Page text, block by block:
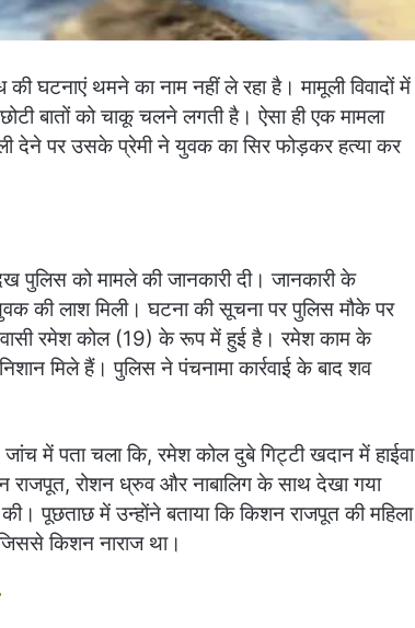
की घटनाएं थमने का नाम नहीं ले रहा है। मामूली विवादों में
बातों को चाकू चलने लगती है। ऐसा ही एक मामला
देने पर उसके प्रेमी ने युवक का सिर फोड़कर हत्या कर
पुलिस को मामले की जानकारी दी। जानकारी के
की लाश मिली। घटना की सूचना पर पुलिस मौके पर
रमेश कोल (19) के रूप में हुई है। रमेश काम के
मिले हैं। पुलिस ने पंचनामा कार्रवाई के बाद शव
में पता चला कि, रमेश कोल दुबे गिट्टी खदान में हाईवा
रोशन ध्रुव और नाबालिग के साथ देखा गया
पूछताछ में उन्होंने बताया कि किशन राजपूत की महिला
किशन नाराज था।